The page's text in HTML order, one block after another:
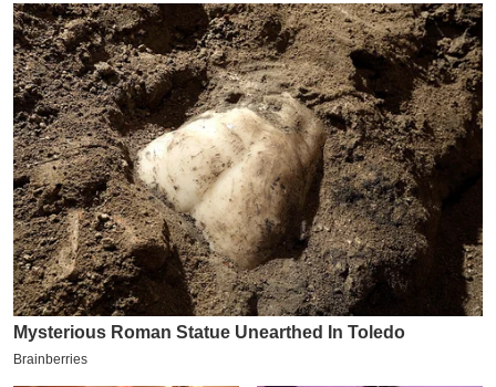
ब
ज
ट
खे
ल
क्रि
के
ट
I
P
L
2